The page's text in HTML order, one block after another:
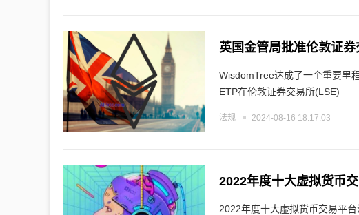
英国金管局批准伦敦证
WisdomTree达成了一个重要里
ETP在伦敦证券交易所(LSE)
法规 2024-08-16 18:17:03
2022年度十大虚拟货币
2022年度十大虚拟货币交易平